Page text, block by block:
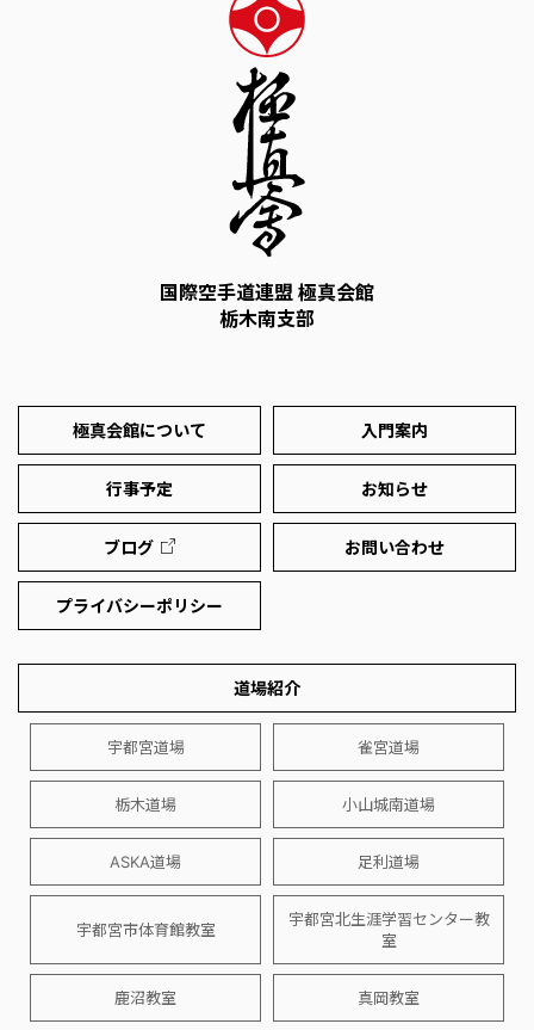
国際空手道連盟 極真会館
栃木南支部
極真会館について 入門案内
行事予定 お知らせ
ブログ お問い合わせ
プライバシーポリシー
道場紹介
宇都宮道場 雀宮道場
栃木道場 小山城南道場
ASKA道場 足利道場
宇都宮市体育館教室
宇都宮北生涯学習センター教
室
鹿沼教室 真岡教室